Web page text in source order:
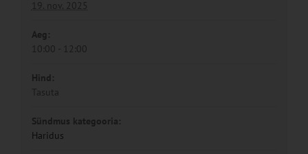
19. nov. 2025
Aeg:
10:00 - 12:00
Hind:
Tasuta
Sündmus kategooria:
Haridus